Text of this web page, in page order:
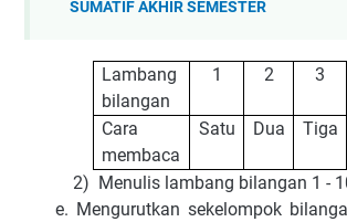
SUMATIF AKHIR SEMESTER
Lambang
bilangan
1 2 3
Cara
membaca
Satu Dua Tiga
2) Menulis lambang bilangan 1 -
e. Mengurutkan sekelompok